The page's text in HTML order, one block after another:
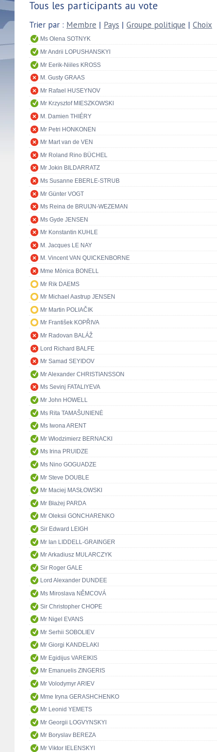
Tous les participants au vote
Trier par : Membre | Pays | Groupe politique | Choix
Ms Olena SOTNYK
Mr Andrii LOPUSHANSKYI
Mr Eerik-Niiles KROSS
M. Gusty GRAAS
Mr Rafael HUSEYNOV
Mr Krzysztof MIESZKOWSKI
M. Damien THIÉRY
Mr Petri HONKONEN
Mr Mart van de VEN
Mr Roland Rino BÜCHEL
Mr Jokin BILDARRATZ
Ms Susanne EBERLE-STRUB
Mr Günter VOGT
Ms Reina de BRUIJN-WEZEMAN
Ms Gyde JENSEN
Mr Konstantin KUHLE
M. Jacques LE NAY
M. Vincent VAN QUICKENBORNE
Mme Mònica BONELL
Mr Rik DAEMS
Mr Michael Aastrup JENSEN
Mr Martin POLIAČIK
Mr František KOPŘIVA
Mr Radovan BALÁŽ
Lord Richard BALFE
Mr Samad SEYIDOV
Mr Alexander CHRISTIANSSON
Ms Sevinj FATALIYEVA
Mr John HOWELL
Ms Rita TAMAŠUNIENĖ
Ms Iwona ARENT
Mr Włodzimierz BERNACKI
Ms Irina PRUIDZE
Ms Nino GOGUADZE
Mr Steve DOUBLE
Mr Maciej MASŁOWSKI
Mr Błażej PARDA
Mr Oleksii GONCHARENKO
Sir Edward LEIGH
Mr Ian LIDDELL-GRAINGER
Mr Arkadiusz MULARCZYK
Sir Roger GALE
Lord Alexander DUNDEE
Ms Miroslava NĚMCOVÁ
Sir Christopher CHOPE
Mr Nigel EVANS
Mr Serhii SOBOLIEV
Mr Giorgi KANDELAKI
Mr Egidijus VAREIKIS
Mr Emanuelis ZINGERIS
Mr Volodymyr ARIEV
Mme Iryna GERASHCHENKO
Mr Leonid YEMETS
Mr Georgii LOGVYNSKYI
Mr Boryslav BEREZA
Mr Viktor IELENSKYI